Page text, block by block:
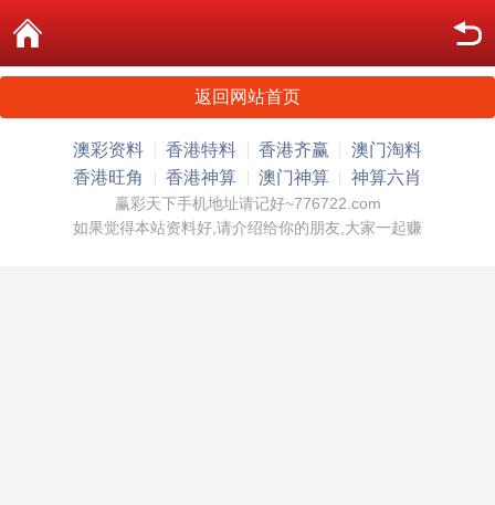
返回网站首页
澳彩资料 香港特料 香港齐赢
澳门淘料
香港旺角
香港神算 澳门神算 神算六肖
赢彩天下手机地址请记好~776722.com
如果觉得本站资料好,请介绍给你的朋友,大家一起赚